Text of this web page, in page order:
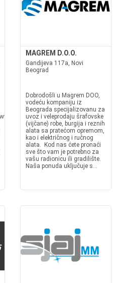
MAGREM D.O.O.
Gandijeva 117a, Novi
Beograd
Dobrodošli u Magrem DOO,
vodeću kompaniju iz
Beograda specijalizovanu za
uvoz i veleprodaju šrafovske
(vijčane) robe, burgija i reznih
alata sa pratećom opremom,
kao i električnog i ručnog
alata. Kod nas ćete pronaći
sve što vam je potrebno za
vašu radionicu ili gradilište.
Naša ponuda uključuje s...